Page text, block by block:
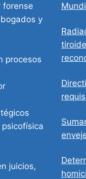
forense
y
procesos
juicios,